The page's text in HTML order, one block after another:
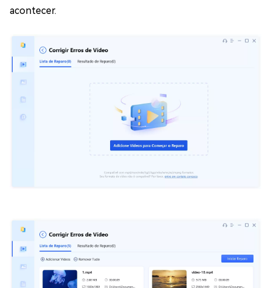
acontecer.